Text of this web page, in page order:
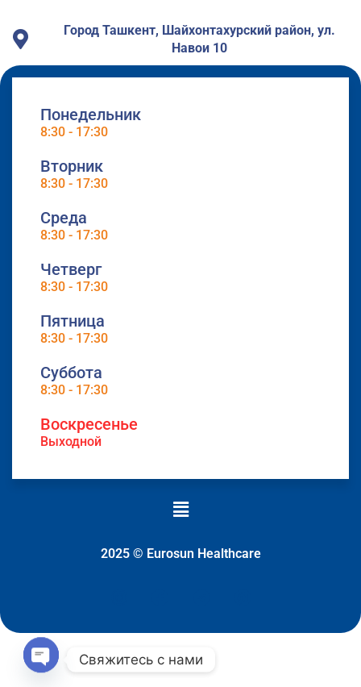
Понедельник
8:30 - 17:30
Вторник
8:30 - 17:30
Среда
8:30 - 17:30
Четверг
8:30 - 17:30
Пятница
8:30 - 17:30
Суббота
8:30 - 17:30
Воскресенье
Выходной
Меню
2025 © Eurosun Healthcare
Город Ташкент, Шайхонтахурский район, ул.
Навои 10
Свяжитесь с нами